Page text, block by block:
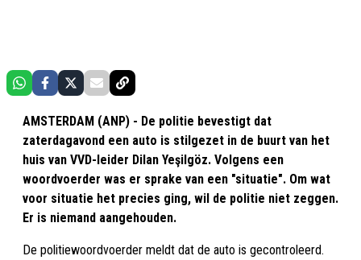
AMSTERDAM (ANP) - De politie bevestigt dat
zaterdagavond een auto is stilgezet in de buurt van het
huis van VVD-leider Dilan Yeşilgöz. Volgens een
woordvoerder was er sprake van een "situatie". Om wat
voor situatie het precies ging, wil de politie niet zeggen.
Er is niemand aangehouden.
De politiewoordvoerder meldt dat de auto is gecontroleerd.